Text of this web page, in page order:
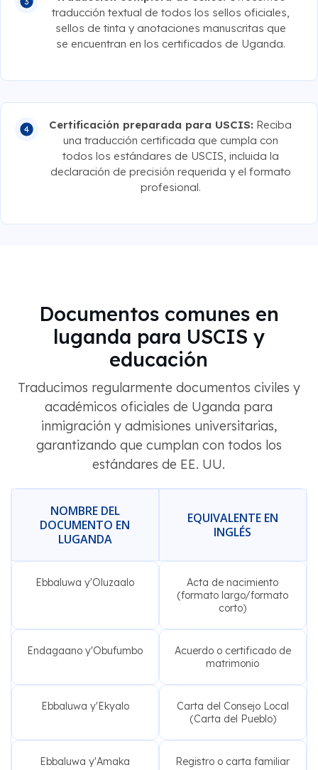
traducción textual de todos los sellos oficiales,
sellos de tinta y anotaciones manuscritas que
se encuentran en los certificados de Uganda.
Certificación preparada para USCIS: Reciba
una traducción certificada que cumpla con
todos los estándares de USCIS, incluida la
declaración de precisión requerida y el formato
profesional.
Documentos comunes en
luganda para USCIS y
educación
Traducimos regularmente documentos civiles y
académicos oficiales de Uganda para
inmigración y admisiones universitarias,
garantizando que cumplan con todos los
estándares de EE. UU.
NOMBRE DEL
DOCUMENTO EN
LUGANDA
EQUIVALENTE EN
INGLÉS
Ebbaluwa y'Oluzaalo
Acta de nacimiento
(formato largo/formato
corto)
Endagaano y'Obufumbo
Acuerdo o certificado de
matrimonio
Ebbaluwa y'Ekyalo
Carta del Consejo Local
(Carta del Pueblo)
Ebbaluwa y'Amaka Registro o carta familiar